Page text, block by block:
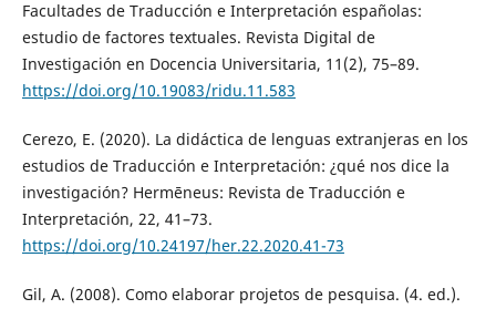
Facultades de Traducción e Interpretación españolas:
estudio de factores textuales. Revista Digital de
Investigación en Docencia Universitaria, 11(2), 75–89.
https://doi.org/10.19083/ridu.11.583
Cerezo, E. (2020). La didáctica de lenguas extranjeras en los
estudios de Traducción e Interpretación: ¿qué nos dice la
investigación? Hermēneus: Revista de Traducción e
Interpretación, 22, 41–73.
https://doi.org/10.24197/her.22.2020.41-73
Gil, A. (2008). Como elaborar projetos de pesquisa. (4. ed.).